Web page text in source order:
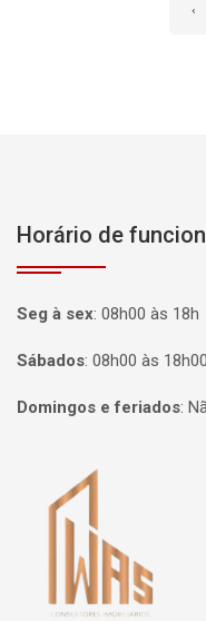
‹
Horário de
Seg à sex: 08h00 às 18h
Sábados: 08h00 às 18h00
Domingos e feriados:
Página inicial